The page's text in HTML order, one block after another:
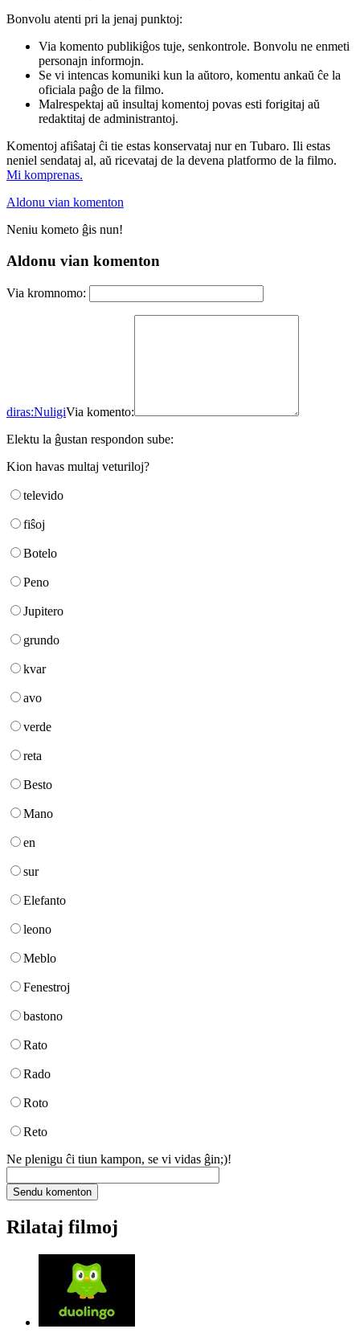
Bonvolu atenti pri la jenaj punktoj:
Via komento publikiĝos tuje, senkontrole. Bonvolu ne enmeti
personajn informojn.
Se vi intencas komuniki kun la aŭtoro, komentu ankaŭ ĉe la
oficiala paĝo de la filmo.
Malrespektaj aŭ insultaj komentoj povas esti forigitaj aŭ
redaktitaj de administrantoj.
Komentoj afiŝataj ĉi tie estas konservataj nur en Tubaro. Ili estas
neniel sendataj al, aŭ ricevataj de la devena platformo de la filmo.
Mi komprenas.
Aldonu vian komenton
Neniu kometo ĝis nun!
Aldonu vian komenton
Via kromnomo:
diras:NuligiVia komento:
Elektu la ĝustan respondon sube:
Kion havas multaj veturiloj?
televido
fiŝoj
Botelo
Peno
Jupitero
grundo
kvar
avo
verde
reta
Besto
Mano
en
sur
Elefanto
leono
Meblo
Fenestroj
bastono
Rato
Rado
Roto
Reto
Ne plenigu ĉi tiun kampon, se vi vidas ĝin;)!
Rilataj filmoj